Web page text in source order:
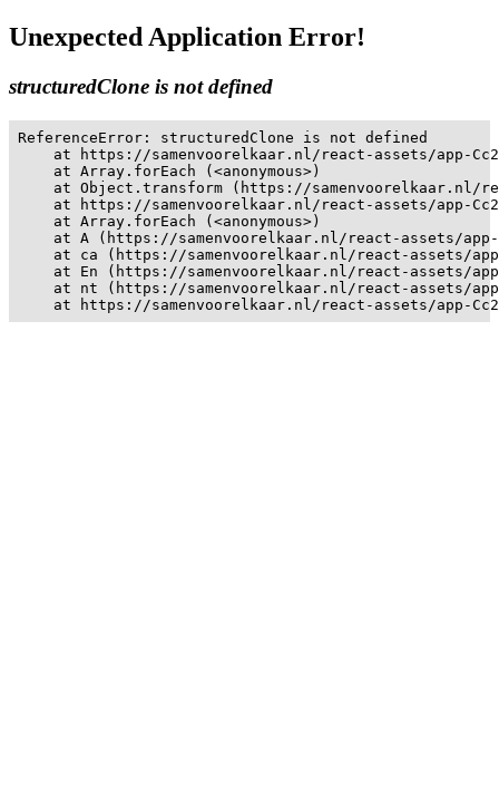
Unexpected Application Error!
structuredClone is not defined
ReferenceError: structuredClone is not defined
at https://samenvoorelkaar.nl/react-assets/app-
    at Array.forEach (<anonymous>)
at Object.transform (https://samenvoorelkaar.nl/
at https://samenvoorelkaar.nl/react-assets/app-
    at Array.forEach (<anonymous>)
at A (https://samenvoorelkaar.nl/react-assets/
at ca (https://samenvoorelkaar.nl/react-assets/
at En (https://samenvoorelkaar.nl/react-assets/
at nt (https://samenvoorelkaar.nl/react-assets/
at https://samenvoorelkaar.nl/react-assets/app-